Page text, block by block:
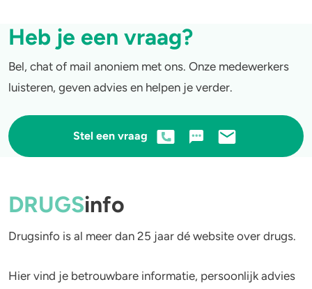
Heb je een vraag?
Bel, chat of mail anoniem met ons. Onze medewerkers
luisteren, geven advies en helpen je verder.
Stel een vraag
DRUGSinfo
Drugsinfo is al meer dan 25 jaar dé website over drugs.
Hier vind je betrouwbare informatie, persoonlijk advies